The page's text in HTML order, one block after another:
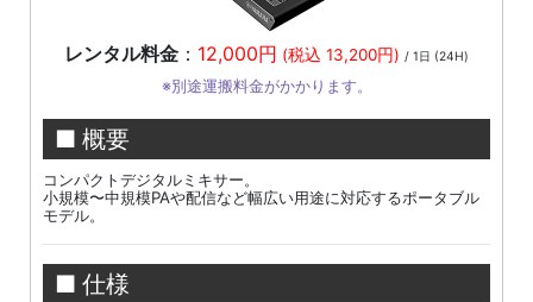
レンタル料金 ： 12,000円 (税込 13,200円) / 1日 (24H)
※別途運搬料金がかかります。
■ 概要
コンパクトデジタルミキサー。
小規模〜中規模PAや配信など幅広い用途に対応するポータブル
モデル。
■ 仕様